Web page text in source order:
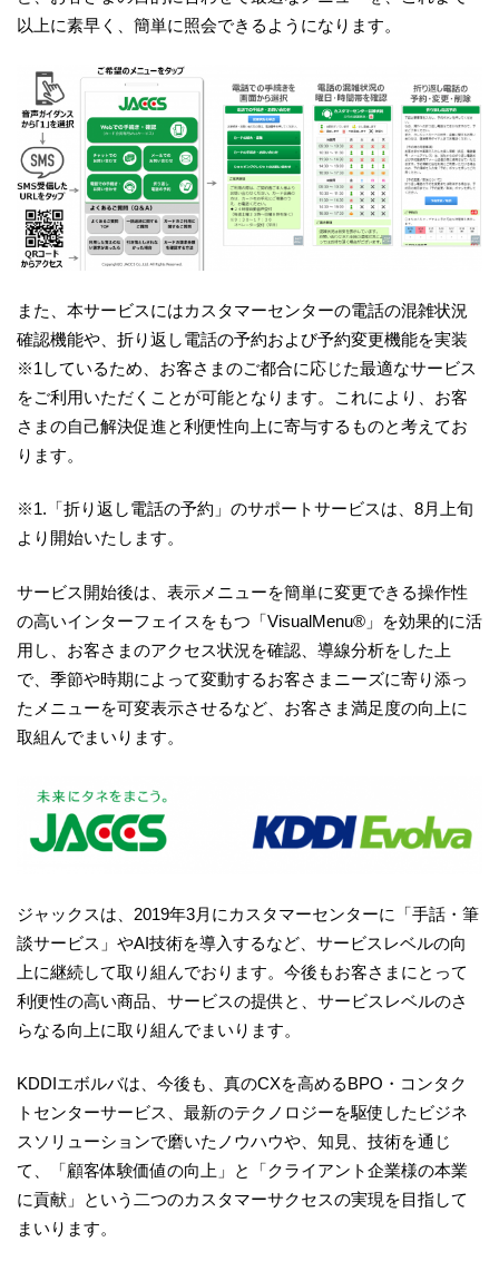
以上に素早く、簡単に照会できるようになります。
また、本サービスにはカスタマーセンターの電話の混雑状況
確認機能や、折り返し電話の予約および予約変更機能を実装
※1しているため、お客さまのご都合に応じた最適なサービス
をご利用いただくことが可能となります。これにより、お客
さまの自己解決促進と利便性向上に寄与するものと考えてお
ります。
※1.「折り返し電話の予約」のサポートサービスは、8月上旬
より開始いたします。
サービス開始後は、表示メニューを簡単に変更できる操作性
の高いインターフェイスをもつ「VisualMenu®」を効果的に活
用し、お客さまのアクセス状況を確認、導線分析をした上
で、季節や時期によって変動するお客さまニーズに寄り添っ
たメニューを可変表示させるなど、お客さま満足度の向上に
取組んでまいります。
ジャックスは、2019年3月にカスタマーセンターに「手話・筆
談サービス」やAI技術を導入するなど、サービスレベルの向
上に継続して取り組んでおります。今後もお客さまにとって
利便性の高い商品、サービスの提供と、サービスレベルのさ
らなる向上に取り組んでまいります。
KDDIエボルバは、今後も、真のCXを高めるBPO・コンタク
トセンターサービス、最新のテクノロジーを駆使したビジネ
スソリューションで磨いたノウハウや、知見、技術を通じ
て、「顧客体験価値の向上」と「クライアント企業様の本業
に貢献」という二つのカスタマーサクセスの実現を目指して
まいります。